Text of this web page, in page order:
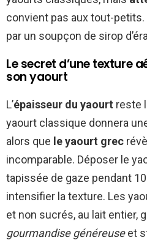
convient pas aux tout-
par un soupçon de sirop
Le secret d’une texture
son yaourt
L’épaisseur du yaourt reste
yaourt classique donnera
alors que le yaourt grec
incomparable. Déposer le
tapissée de gaze pendant
intensifier la texture. Les
et non sucrés, au lait entier,
gourmandise généreuseet